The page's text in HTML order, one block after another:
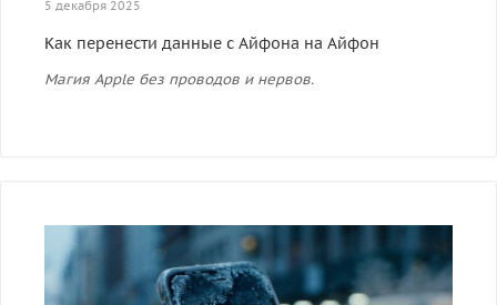
5 декабря 2025
Как перенести данные с Айфона на Айфон
Магия Apple без проводов и нервов.